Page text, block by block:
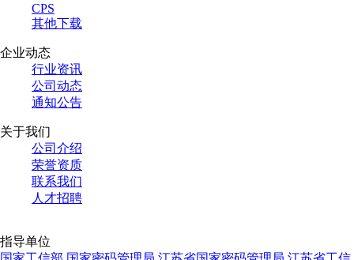
CPS
其他下载
企业动态
行业资讯
公司动态
通知公告
关于我们
公司介绍
荣誉资质
联系我们
人才招聘
指导单位